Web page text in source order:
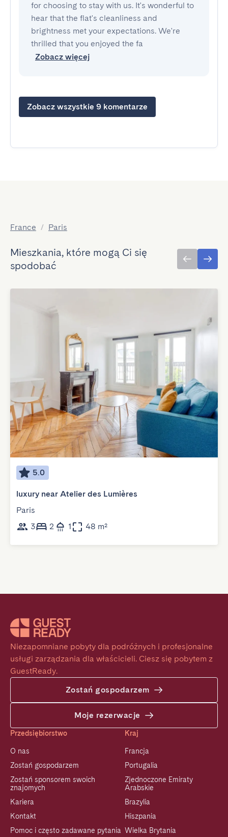
for choosing to stay with us. It's wonderful to
hear that the flat's cleanliness and
brightness met your expectations. We're
thrilled that you enjoyed the fa
Zobacz więcej
Zobacz wszystkie 9 komentarze
France / Paris
Mieszkania, które mogą Ci się
spodobać
5.0
luxury near Atelier des Lumières
Paris
3
2 1 48 m²
Niezapomniane pobyty dla podróżnych i profesjonalne
usługi zarządzania dla właścicieli. Ciesz się pobytem z
GuestReady.
Zostań gospodarzem
Moje rezerwacje
Przedsiębiorstwo
O nas
Zostań gospodarzem
Zostań sponsorem swoich
znajomych
Kariera
Kontakt
Pomoc i często zadawane pytania
Kraj
Francja
Portugalia
Zjednoczone Emiraty
Arabskie
Brazylia
Hiszpania
Wielka Brytania